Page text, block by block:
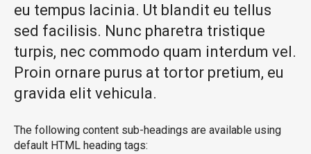
eu tempus lacinia. Ut blandit eu tellus
sed facilisis. Nunc pharetra tristique
turpis, nec commodo quam interdum vel.
Proin ornare purus at tortor pretium, eu
gravida elit vehicula.
The following content sub-headings are available using
default HTML heading tags: